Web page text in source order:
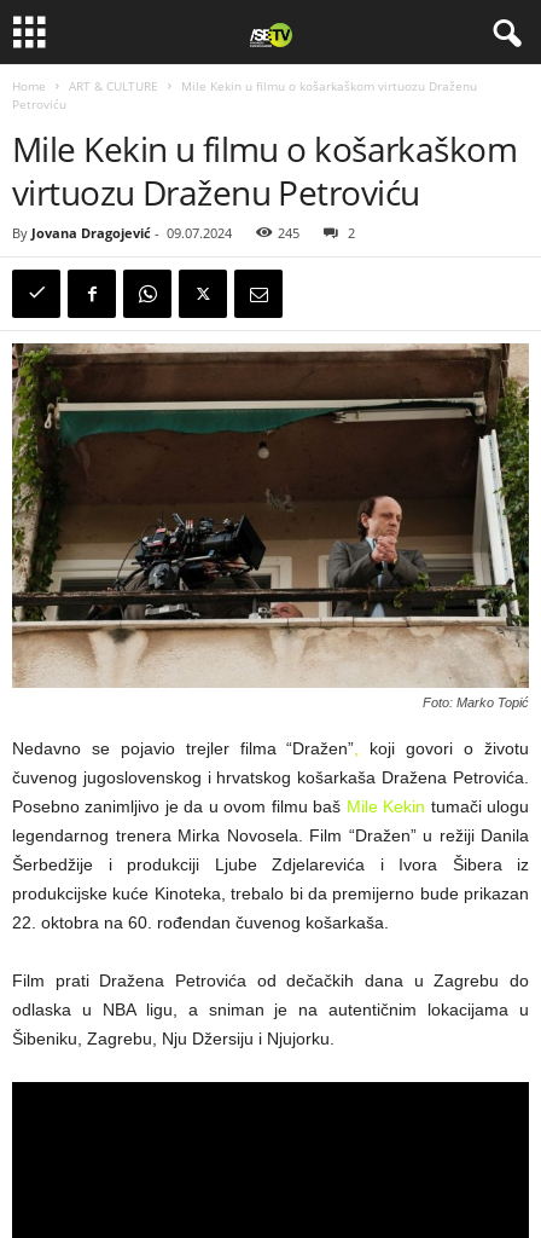
Home ART & CULTURE
Mile Kekin u filmu o košarkaškom virtuozu Draženu
Petroviću
Mile Kekin u filmu o košarkaškom
virtuozu Draženu Petroviću
By Jovana Dragojević - 09.07.2024 245 2
Foto: Marko Topić
Nedavno se pojavio trejler filma “Dražen”, koji govori o životu
čuvenog jugoslovenskog i hrvatskog košarkaša Dražena Petrovića.
Posebno zanimljivo je da u ovom filmu baš Mile Kekin tumači ulogu
legendarnog trenera Mirka Novosela. Film “Dražen” u režiji Danila
Šerbedžije i produkciji Ljube Zdjelarevića i Ivora Šibera iz
produkcijske kuće Kinoteka, trebalo bi da premijerno bude prikazan
22. oktobra na 60. rođendan čuvenog košarkaša.
Film prati Dražena Petrovića od dečačkih dana u Zagrebu do
odlaska u NBA ligu, a sniman je na autentičnim lokacijama u
Šibeniku, Zagrebu, Nju Džersiju i Njujorku.